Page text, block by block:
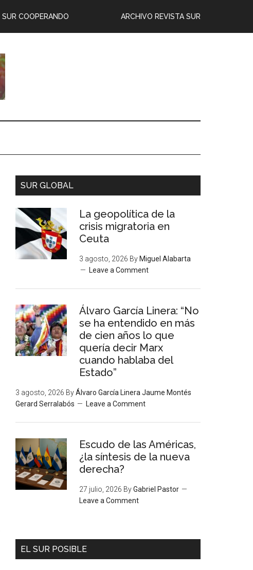
ARCHIVO REVISTA SUR
SUR COOPERANDO
SUR GLOBAL
La geopolítica de la
crisis migratoria en
Ceuta
3 agosto, 2026 By Miguel Alabarta
Leave a Comment
Álvaro García Linera: “No
se ha entendido en más
de cien años lo que
quería decir Marx
cuando hablaba del
Estado”
3 agosto, 2026 ByÁlvaro García Linera Jaume Montés
Gerard Serralabós
Leave a Comment
Escudo de las Américas,
¿la síntesis de la nueva
derecha?
27 julio, 2026 ByGabriel Pastor
Leave a Comment
EL SUR POSIBLE